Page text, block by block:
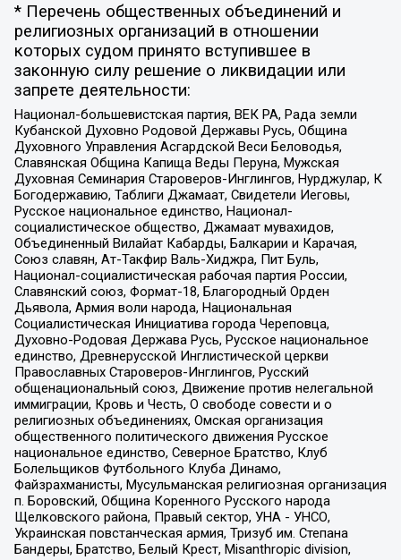
* Перечень общественных объединений и
религиозных организаций в отношении
которых судом принято вступившее в
законную силу решение о ликвидации или
запрете деятельности:
Национал-большевистская партия, ВЕК РА, Рада земли
Кубанской Духовно Родовой Державы Русь, Община
Духовного Управления Асгардской Веси Беловодья,
Славянская Община Капища Веды Перуна, Мужская
Духовная Семинария Староверов-Инглингов, Нурджулар, К
Богодержавию, Таблиги Джамаат, Свидетели Иеговы,
Русское национальное единство, Национал-
социалистическое общество, Джамаат мувахидов,
Объединенный Вилайат Кабарды, Балкарии и Карачая,
Союз славян, Ат-Такфир Валь-Хиджра, Пит Буль,
Национал-социалистическая рабочая партия России,
Славянский союз, Формат-18, Благородный Орден
Дьявола, Армия воли народа, Национальная
Социалистическая Инициатива города Череповца,
Духовно-Родовая Держава Русь, Русское национальное
единство, Древнерусской Инглистической церкви
Православных Староверов-Инглингов, Русский
общенациональный союз, Движение против нелегальной
иммиграции, Кровь и Честь, О свободе совести и о
религиозных объединениях, Омская организация
общественного политического движения Русское
национальное единство, Северное Братство, Клуб
Болельщиков Футбольного Клуба Динамо,
Файзрахманисты, Мусульманская религиозная организация
п. Боровский, Община Коренного Русского народа
Щелковского района, Правый сектор, УНА - УНСО,
Украинская повстанческая армия, Тризуб им. Степана
Бандеры, Братство, Белый Крест, Misanthropic division,